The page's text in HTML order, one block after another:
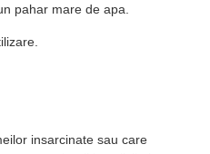
pahar mare de apa.
insarcinate sau care